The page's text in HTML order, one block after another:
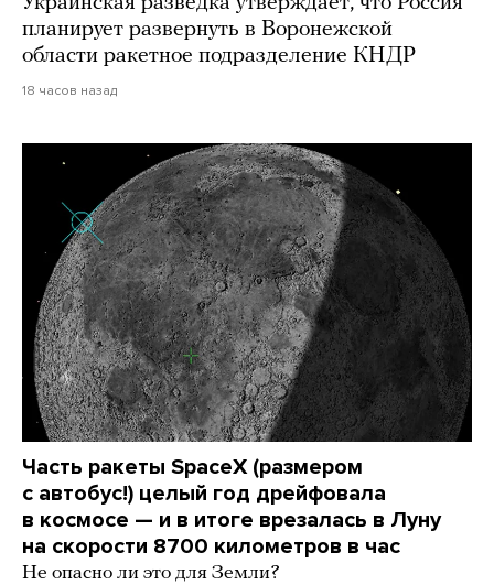
планирует развернуть в Воронежской
области ракетное подразделение КНДР
18 часов назад
Часть ракеты SpaceX (размером
с автобус!) целый год дрейфовала
в космосе — и в итоге врезалась в Луну
на скорости 8700 километров в час
Не опасно ли это для Земли?